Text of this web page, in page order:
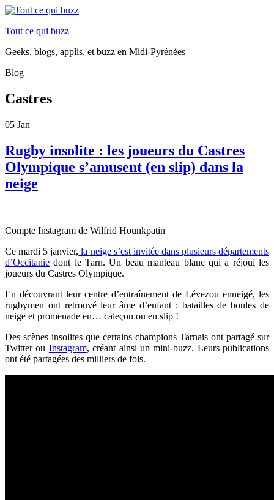
Tout ce qui buzz
Geeks, blogs, applis, et buzz en Midi-Pyrénées
Blog
Castres
05 Jan
Rugby insolite : les joueurs du Castres
Olympique s’amusent (en slip) dans la
neige
Compte Instagram de Wilfrid Hounkpatin
Ce mardi 5 janvier, la neige s’est invitée dans plusieurs départements
d’Occitanie dont le Tarn. Un beau manteau blanc qui a réjoui les
joueurs du Castres Olympique.
En découvrant leur centre d’entraînement de Lévezou enneigé, les
rugbymen ont retrouvé leur âme d’enfant : batailles de boules de
neige et promenade en… caleçon ou en slip !
Des scènes insolites que certains champions Tarnais ont partagé sur
Twitter ou Instagram, créant ainsi un mini-buzz. Leurs publications
ont été partagées des milliers de fois.